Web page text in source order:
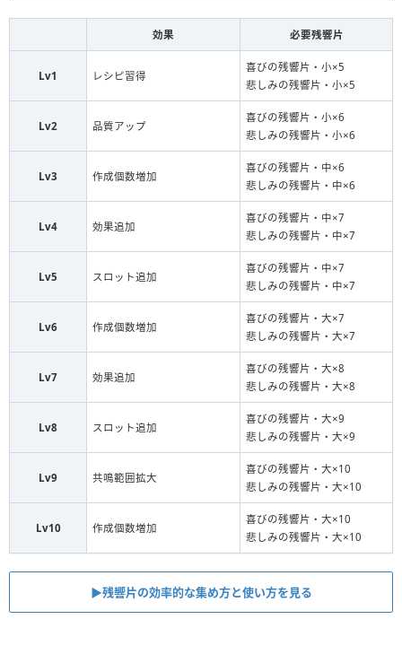
効果 必要残響片
Lv1 レシピ習得
喜びの残響片・小×5
悲しみの残響片・小×5
Lv2 品質アップ
喜びの残響片・小×6
悲しみの残響片・小×6
Lv3 作成個数増加
喜びの残響片・中×6
悲しみの残響片・中×6
Lv4 効果追加
喜びの残響片・中×7
悲しみの残響片・中×7
Lv5 スロット追加
喜びの残響片・中×7
悲しみの残響片・中×7
Lv6 作成個数増加
喜びの残響片・大×7
悲しみの残響片・大×7
Lv7 効果追加
喜びの残響片・大×8
悲しみの残響片・大×8
Lv8 スロット追加
喜びの残響片・大×9
悲しみの残響片・大×9
Lv9 共鳴範囲拡大
喜びの残響片・大×10
悲しみの残響片・大×10
Lv10 作成個数増加
喜びの残響片・大×10
悲しみの残響片・大×10
▶︎残響片の効率的な集め方と使い方を見る